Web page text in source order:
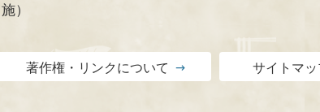
施）
著作権・リンクについて サイトマ